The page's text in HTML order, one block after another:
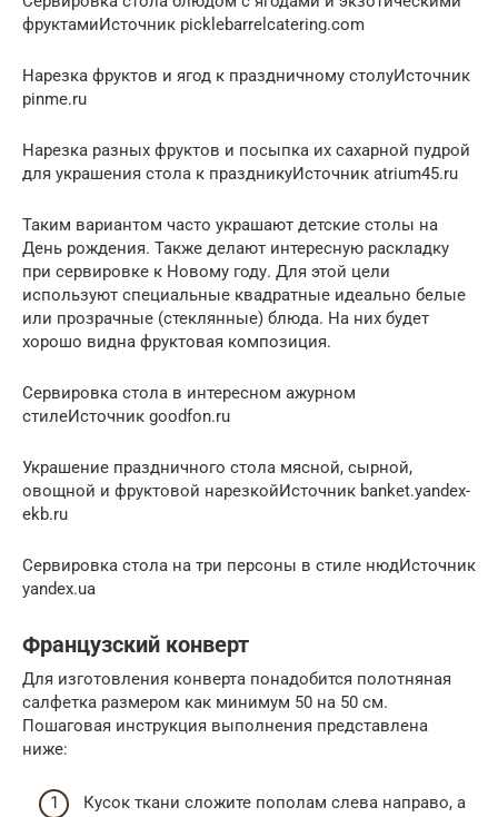
фруктамиИсточник picklebarrelcatering.com
Нарезка фруктов и ягод к праздничному столуИсточник
pinme.ru
Нарезка разных фруктов и посыпка их сахарной пудрой
для украшения стола к праздникуИсточник atrium45.ru
Таким вариантом часто украшают детские столы на
День рождения. Также делают интересную раскладку
при сервировке к Новому году. Для этой цели
используют специальные квадратные идеально белые
или прозрачные (стеклянные) блюда. На них будет
хорошо видна фруктовая композиция.
Сервировка стола в интересном ажурном
стилеИсточник goodfon.ru
Украшение праздничного стола мясной, сырной,
овощной и фруктовой нарезкойИсточник banket.yandex-
ekb.ru
Сервировка стола на три персоны в стиле нюдИсточник
yandex.ua
Французский конверт
Для изготовления конверта понадобится полотняная
салфетка размером как минимум 50 на 50 см.
Пошаговая инструкция выполнения представлена
ниже:
Кусок ткани сложите пополам слева направо, а